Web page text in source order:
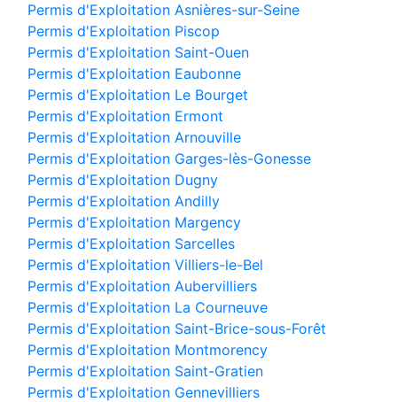
Permis d'Exploitation Asnières-sur-Seine
Permis d'Exploitation Piscop
Permis d'Exploitation Saint-Ouen
Permis d'Exploitation Eaubonne
Permis d'Exploitation Le Bourget
Permis d'Exploitation Ermont
Permis d'Exploitation Arnouville
Permis d'Exploitation Garges-lès-Gonesse
Permis d'Exploitation Dugny
Permis d'Exploitation Andilly
Permis d'Exploitation Margency
Permis d'Exploitation Sarcelles
Permis d'Exploitation Villiers-le-Bel
Permis d'Exploitation Aubervilliers
Permis d'Exploitation La Courneuve
Permis d'Exploitation Saint-Brice-sous-Forêt
Permis d'Exploitation Montmorency
Permis d'Exploitation Saint-Gratien
Permis d'Exploitation Gennevilliers